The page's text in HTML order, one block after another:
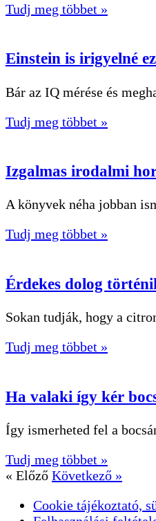
Tudj meg többet »
Einstein is irigyelné
Bár az IQ mérése és
Tudj meg többet »
Izgalmas irodalmi
A könyvek néha jobban
Tudj meg többet »
Érdekes dolog
Sokan tudják, hogy a
Tudj meg többet »
Ha valaki így kér
Így ismerheted fel a
Tudj meg többet »
« Előző Következő »
Cookie tájékoztató,